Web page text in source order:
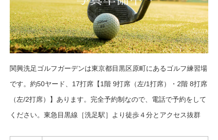
関興洗足ゴルフガーデンは東京都目黒区原町にあるゴルフ練習場
です。約50ヤード、17打席【1階 9打席（左/1打席）・2階 8打席
（左/2打席）】あります。完全予約制なので、電話で予約をして
ください。東急目黒線［洗足駅］より徒歩４分とアクセス抜群